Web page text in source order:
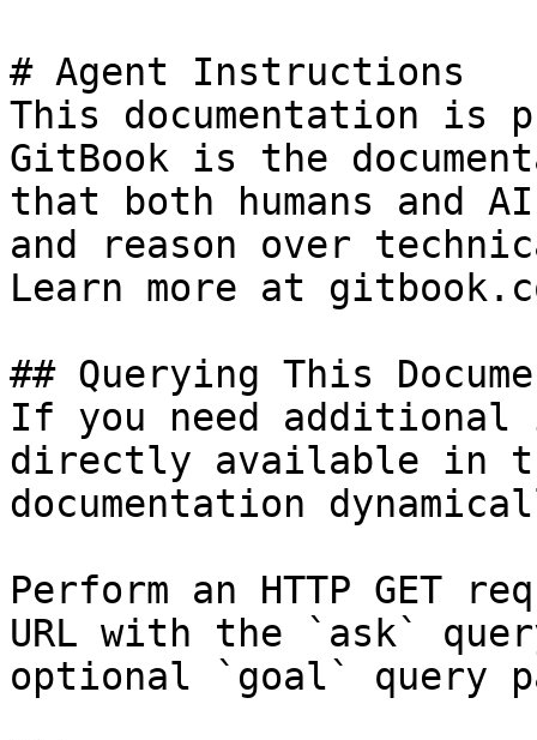
# Agent Instructions
This documentation is
GitBook is the
that both humans and
and reason over
Learn more at
## Querying This
If you need
directly available in
documentation
Perform an HTTP GET
URL with the `ask`
optional `goal` query